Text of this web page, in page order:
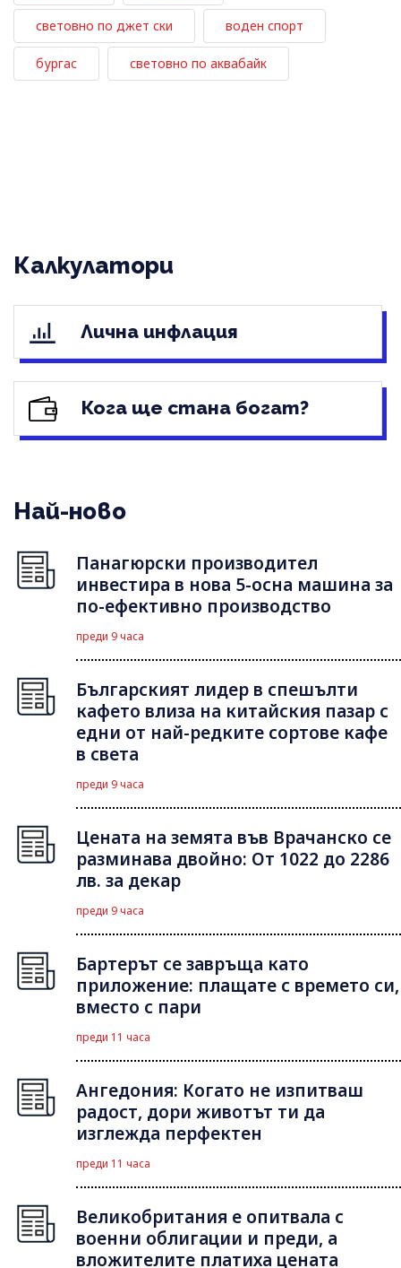
световно по джет ски воден спорт
бургас световно по аквабайк
Калкулатори
Лична инфлация
Кога ще стана богат?
Най-ново
Панагюрски производител
инвестира в нова 5-осна машина за
по-ефективно производство
преди 9 часа
Българският лидер в спешълти
кафето влиза на китайския пазар с
едни от най-редките сортове кафе
в света
преди 9 часа
Цената на земята във Врачанско се
разминава двойно: От 1022 до 2286
лв. за декар
преди 9 часа
Бартерът се завръща като
приложение: плащате с времето си,
вместо с пари
преди 11 часа
Ангедония: Когато не изпитваш
радост, дори животът ти да
изглежда перфектен
преди 11 часа
Великобритания е опитвала с
военни облигации и преди, а
вложителите платиха цената